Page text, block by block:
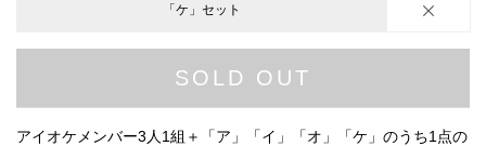
「ケ」セット
SOLD OUT
アイオケメンバー3人1組＋「ア」「イ」「オ」「ケ」のうち1点の